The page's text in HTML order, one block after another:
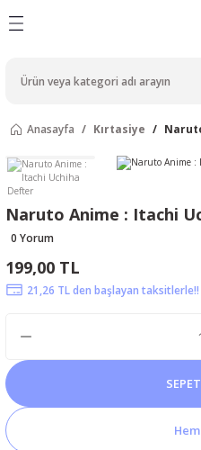
Anasayfa Kırtasiye
Naruto Anime : Itachi
0 Yorum
199,00 TL
21,26 TL den başlayan taksitlerle!!